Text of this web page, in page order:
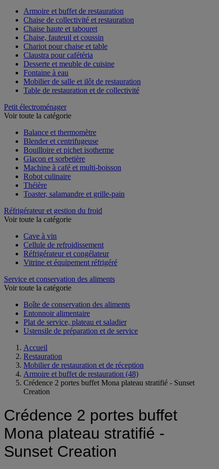
Armoire et buffet de restauration
Chaise de collectivité et restauration
Chaise haute et tabouret
Chaise, fauteuil et coussin
Chariot pour chaise et table
Claustra pour cafétéria
Desserte et meuble de cuisine
Fontaine à eau
Mobilier de salle et ilôt de restauration
Petit électroménager
Balance et thermomètre
Blender et centrifugeuse
Bouilloire et pichet isotherme
Glaçon et sorbetière
Machine à café et multi-boisson
Robot culinaire
Théière
Réfrigérateur et gestion du froid
Cave à vin
Cellule de refroidissement
Réfrigérateur et congélateur
Service et conservation des aliments
Boîte de conservation des aliments
Entonnoir alimentaire
Plat de service, plateau et saladier
Accueil
Restauration
Mobilier de restauration et de réception
Armoire et buffet de restauration (48)
Crédence 2 portes buffet Mona plateau stratifié - Sunset
Crédence 2 portes buffet
Mona plateau stratifié -
Sunset Creation